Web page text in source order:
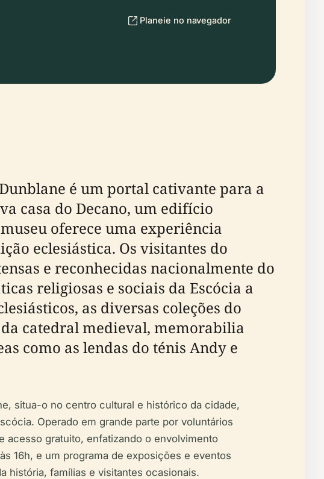
Planeie no navegador
é um portal cativante para a
casa do Decano, um edifício
oferece uma experiência
eclesiástica. Os visitantes do
e reconhecidas nacionalmente do
religiosas e sociais da Escócia a
as diversas coleções do
catedral medieval, memorabilia
como as lendas do ténis Andy e
situa-o no centro cultural e histórico da cidade,
Operado em grande parte por voluntários
acesso gratuito, enfatizando o envolvimento
16h, e um programa de exposições e eventos
história, famílias e visitantes ocasionais.